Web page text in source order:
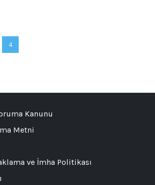
4
Kanunu
Metni
ve İmha Politikası